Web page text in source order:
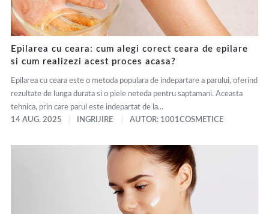
Epilarea cu ceara: cum alegi corect ceara de epilare
si cum realizezi acest proces acasa?
Epilarea cu ceara este o metoda populara de indepartare a parului, oferind
rezultate de lunga durata si o piele neteda pentru saptamani. Aceasta
tehnica, prin care parul este indepartat de la...
14 AUG. 2025
INGRIJIRE AUTOR: 1001COSMETICE